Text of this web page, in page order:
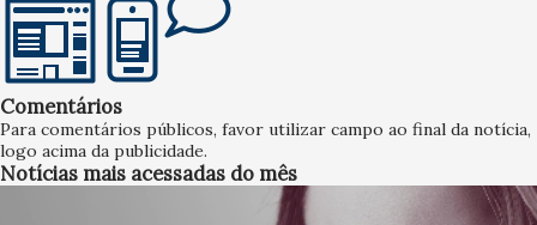
Fundos Municipais, contemplando 65 municípios
habilitados. Desenvolvimento Investimentos do Governo
Estadual crescem 156,39% em 2024, aponta Ipece O
trabalho analisa o equilíbrio orçamentário do Ceará e a
disponibilidade de receitas, tanto no último bimestre como
no acumulado do ano corrente. Infância Estado entrega
Comentários
Para comentários públicos, favor utilizar campo ao final da notícia,
logo acima da publicidade.
Notícias mais acessadas do mês